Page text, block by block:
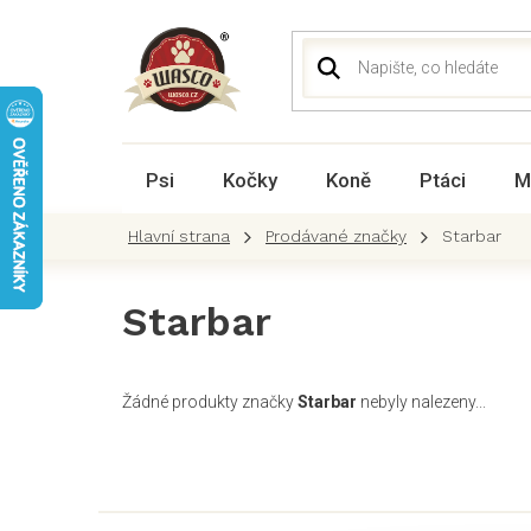
Psi Kočky Koně Ptáci
Prodávané značky Starbar
Starbar
Žádné produkty značkyStarbar nebyly nalezeny...